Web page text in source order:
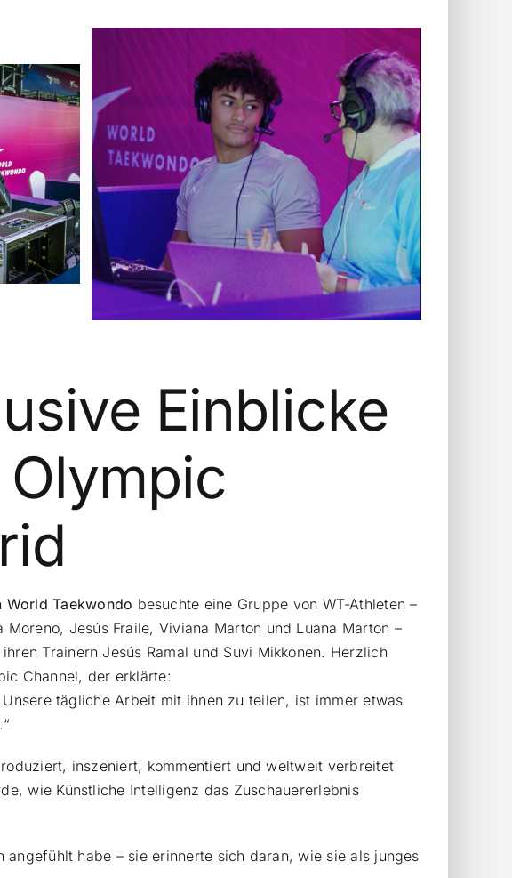
Einblicke
World Taekwondo besuchte eine Gruppe von WT-Athleten –
Jesús Fraile, Viviana Marton und Luana Marton –
Trainern Jesús Ramal und Suvi Mikkonen. Herzlich
Channel, der erklärte:
tägliche Arbeit mit ihnen zu teilen, ist immer etwas
inszeniert, kommentiert und weltweit verbreitet
wie Künstliche Intelligenz das Zuschauererlebnis
habe – sie erinnerte sich daran, wie sie als junges